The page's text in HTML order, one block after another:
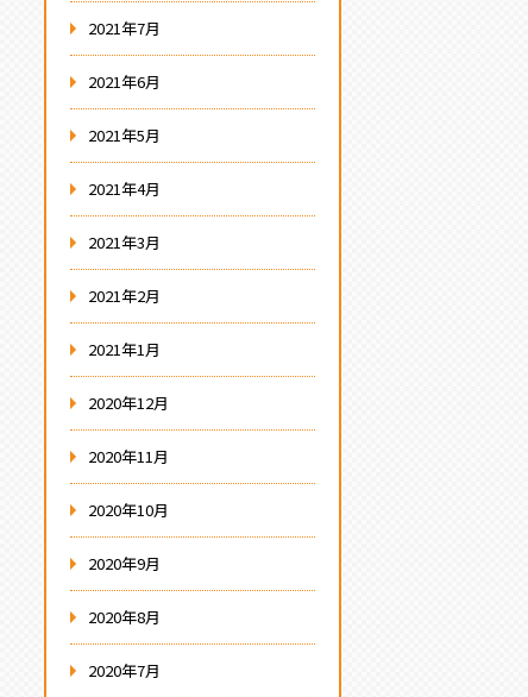
2021年7月
2021年6月
2021年5月
2021年4月
2021年3月
2021年2月
2021年1月
2020年12月
2020年11月
2020年10月
2020年9月
2020年8月
2020年7月